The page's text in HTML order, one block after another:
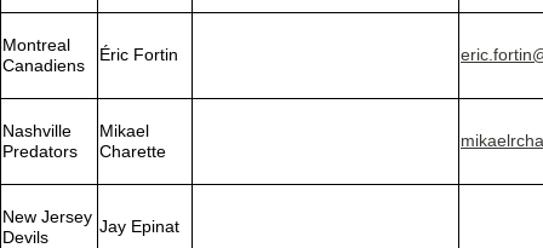
Montreal
Canadiens
Éric Fortin
Nashville
Predators
Mikael
Charette
New Jersey
Devils
Jay Epinat